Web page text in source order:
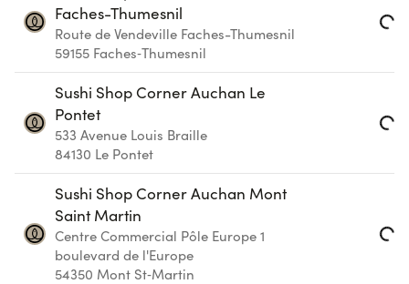
Faches-Thumesnil
Route de Vendeville Faches-Thumesnil
59155 Faches‑Thumesnil Loading...
Sushi Shop Corner Auchan Le
Pontet
533 Avenue Louis Braille
84130 Le Pontet Loading...
Sushi Shop Corner Auchan Mont
Saint Martin
Centre Commercial Pôle Europe 1
boulevard de l'Europe
54350 Mont St‑Martin